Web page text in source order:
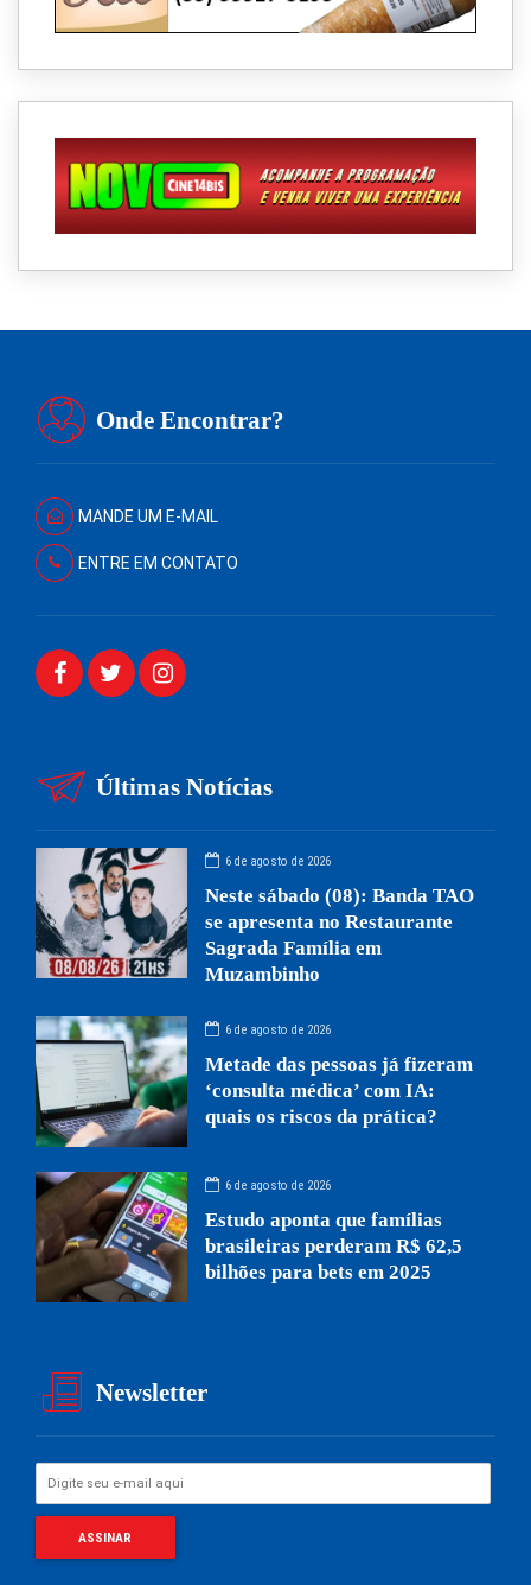
Onde Encontrar?
MANDE UM E-MAIL
ENTRE EM CONTATO
Últimas Notícias
6 de agosto de 2026
Neste sábado (08): Banda TAO
se apresenta no Restaurante
Sagrada Família em
Muzambinho
6 de agosto de 2026
Metade das pessoas já fizeram
‘consulta médica’ com IA:
quais os riscos da prática?
6 de agosto de 2026
Estudo aponta que famílias
brasileiras perderam R$ 62,5
bilhões para bets em 2025
Newsletter